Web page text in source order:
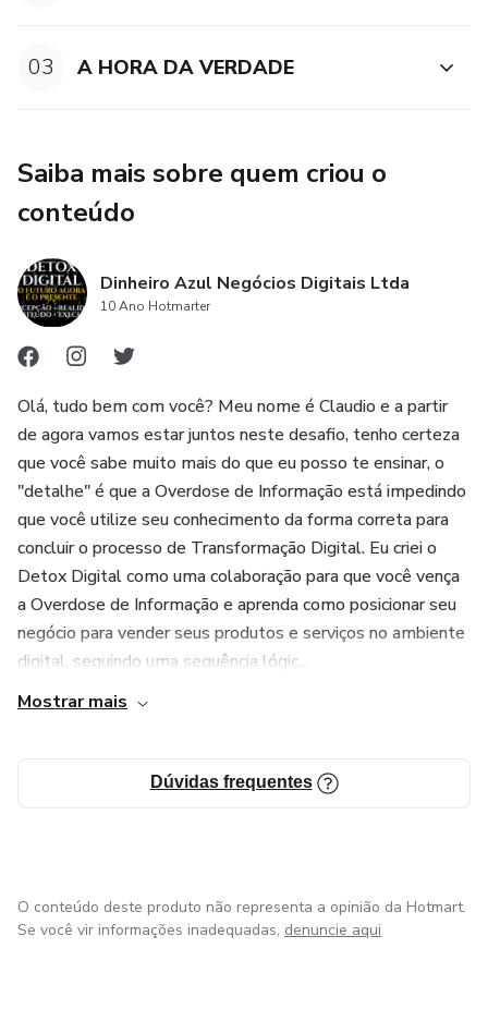
03 A HORA DA VERDADE
Saiba mais sobre quem criou o
conteúdo
Dinheiro Azul Negócios Digitais Ltda
10 Ano Hotmarter
Olá, tudo bem com você? Meu nome é Claudio e a partir
de agora vamos estar juntos neste desafio, tenho certeza
que você sabe muito mais do que eu posso te ensinar, o
"detalhe" é que a Overdose de Informação está impedindo
que você utilize seu conhecimento da forma correta para
concluir o processo de Transformação Digital. Eu criei o
Detox Digital como uma colaboração para que você vença
a Overdose de Informação e aprenda como posicionar seu
negócio para vender seus produtos e serviços no ambiente
digital, seguindo uma sequência lógic...
Mostrar mais
Dúvidas frequentes
O conteúdo deste produto não representa a opinião da Hotmart.
Se você vir informações inadequadas, denuncie aqui